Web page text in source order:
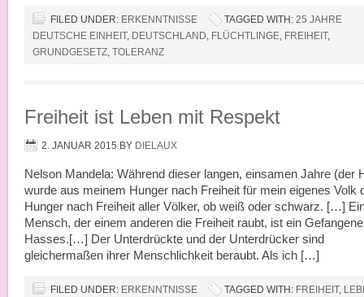
FILED UNDER: ERKENNTNISSE TAGGED WITH: 25 JAHRE
DEUTSCHE EINHEIT, DEUTSCHLAND, FLÜCHTLINGE, FREIHEIT,
GRUNDGESETZ, TOLERANZ
Freiheit ist Leben mit Respekt
2. JANUAR 2015 BY DIELAUX
Nelson Mandela: Während dieser langen, einsamen Jahre (der
wurde aus meinem Hunger nach Freiheit für mein eigenes Volk
Hunger nach Freiheit aller Völker, ob weiß oder schwarz. […]
Mensch, der einem anderen die Freiheit raubt, ist ein
Hasses.[…] Der Unterdrückte und der Unterdrücker sind
gleichermaßen ihrer Menschlichkeit beraubt. Als ich […]
FILED UNDER: ERKENNTNISSE TAGGED WITH: FREIHEIT,